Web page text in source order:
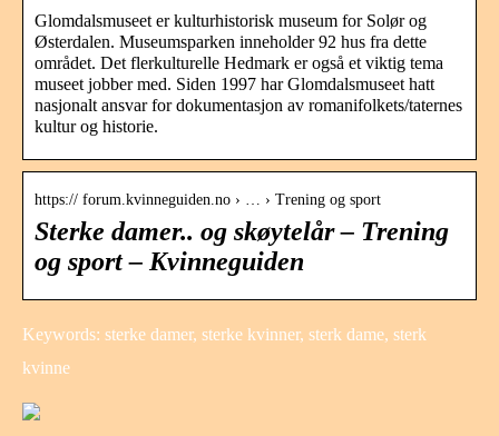
Glomdalsmuseet er kulturhistorisk museum for Solør og
Østerdalen. Museumsparken inneholder 92 hus fra dette
området. Det flerkulturelle Hedmark er også et viktig tema
museet jobber med. Siden 1997 har Glomdalsmuseet hatt
nasjonalt ansvar for dokumentasjon av romanifolkets/taternes
kultur og historie.
https:// forum.kvinneguiden.no › … › Trening og sport
Sterke damer.. og skøytelår – Trening
og sport – Kvinneguiden
Keywords: sterke damer, sterke kvinner, sterk dame, sterk
kvinne